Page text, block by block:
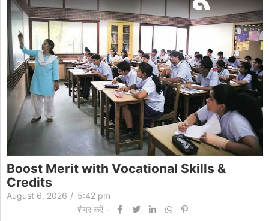
सरकार का हवाई ईंधन में एथेनॉल मिलाने का प्लान
नहीं:केजरीवाल के दावे को गलत बताया, मंत्री बोले- अफवाह
फैलाकर यात्रियों…
4:03 pm